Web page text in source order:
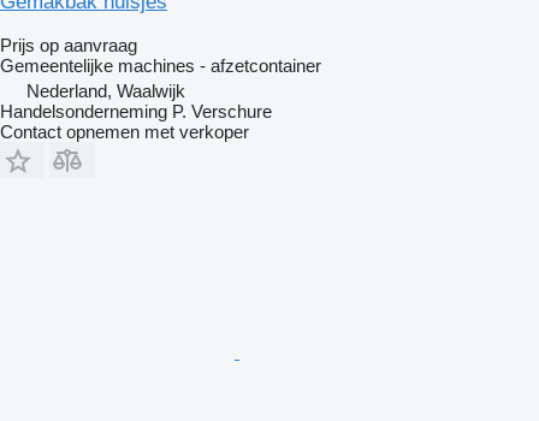
Prijs op aanvraag
Gemeentelijke machines - afzetcontainer
Nederland, Waalwijk
Handelsonderneming P. Verschure
Contact opnemen met verkoper